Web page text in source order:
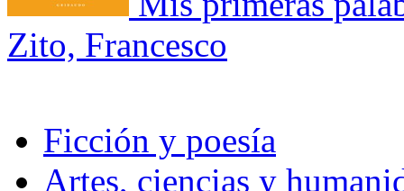
Zito, Francesco
Ficción y poesía
Artes, ciencias y